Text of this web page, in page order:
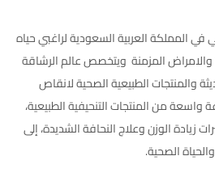
في المملكة العربية السعودية لراغبي حياه
المزمنة ويتخصص عالم الرشاقة
والمنتجات الطبيعية الصحية لانقاص
من المنتجات التنحيفية الطبيعية،
زيادة الوزن وعلاج النحافة الشديدة، إلى
الصحية.